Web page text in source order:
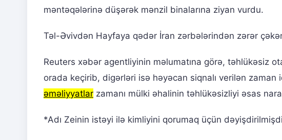
məntəqələrinə düşərək mənzil binalarına ziyan vurdu.
Təl-Əvivdən Hayfaya qədər İran zərbələrindən zərər
Reuters xəbər agentliyinin məlumatına görə, təhlükəsiz
orada keçirib, digərləri isə həyəcan siqnalı verilən zaman
əməliyyatlar zamanı mülki əhalinin təhlükəsizliyi əsas
*Adı Zeinin istəyi ilə kimliyini qorumaq üçün